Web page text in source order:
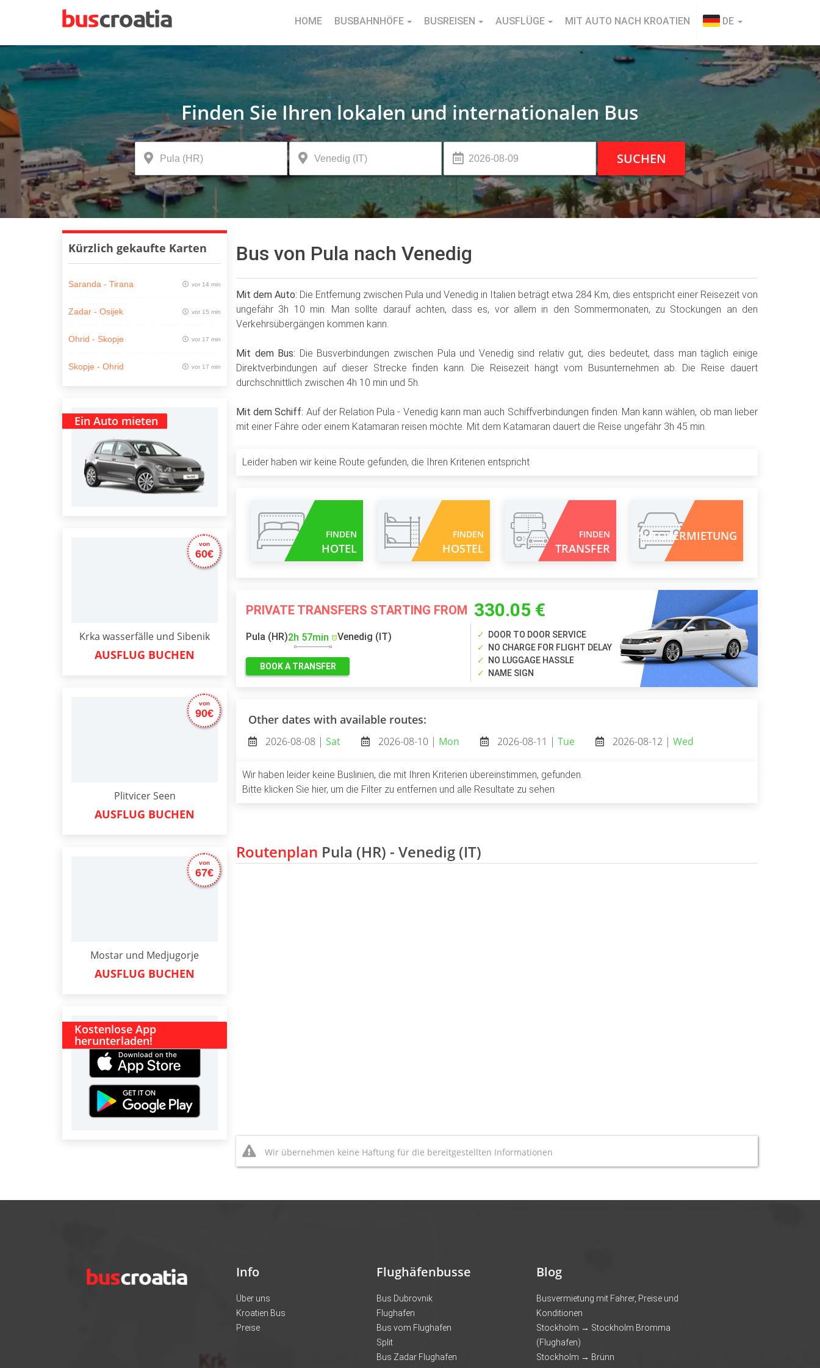
HOME BUSBAHNHÖFE BUSREISEN AUSFLÜGE MIT AUTO NACH KROATIEN DE
Finden Sie Ihren lokalen und internationalen Bus
SUCHEN
Kürzlich gekaufte Karten
Saranda - Tirana vor 14 min
Zadar - Osijek vor 15 min
Ohrid - Skopje vor 17 min
Skopje - Ohrid vor 17 min
Ein Auto mieten
Krka wasserfälle und Sibenik
von
60€
AUSFLUG BUCHEN
Plitvicer Seen
von
90€
AUSFLUG BUCHEN
Mostar und Medjugorje
von
67€
AUSFLUG BUCHEN
Kostenlose App
herunterladen!
Bus von Pula nach Venedig
Mit dem Auto: Die Entfernung zwischen Pula und Venedig in Italien beträgt etwa 284 Km, dies entspricht einer Reisezeit von
ungefähr 3h 10 min. Man sollte darauf achten, dass es, vor allem in den Sommermonaten, zu Stockungen an den
Verkehrsübergängen kommen kann.
Mit dem Bus: Die Busverbindungen zwischen Pula und Venedig sind relativ gut, dies bedeutet, dass man täglich einige
Direktverbindungen auf dieser Strecke finden kann. Die Reisezeit hängt vom Busunternehmen ab. Die Reise dauert
durchschnittlich zwischen 4h 10 min und 5h.
Mit dem Schiff: Auf der Relation Pula - Venedig kann man auch Schiffverbindungen finden. Man kann wählen, ob man lieber
mit einer Fähre oder einem Katamaran reisen möchte. Mit dem Katamaran dauert die Reise ungefähr 3h 45 min.
Leider haben wir keine Route gefunden, die Ihren Kriterien entspricht
FINDEN
HOTEL
FINDEN
HOSTEL
FINDEN
TRANSFER
AUTOVERMIETUNG
PRIVATE TRANSFERS STARTING FROM 330.05 €
Pula (HR)2h 57min Venedig (IT)
BOOK A TRANSFER
DOOR TO DOOR SERVICE
NO CHARGE FOR FLIGHT DELAY
NO LUGGAGE HASSLE
NAME SIGN
Other dates with available routes:
2026-08-08 | Sat 2026-08-10 | Mon 2026-08-11 | Tue 2026-08-12 | Wed
Wir haben leider keine Buslinien, die mit Ihren Kriterien übereinstimmen, gefunden.
Bitte klicken Sie hier, um die Filter zu entfernen und alle Resultate zu sehen
Routenplan Pula (HR) - Venedig (IT)
Wir übernehmen keine Haftung für die bereitgestellten Informationen
Info
Über uns
Kroatien Bus
Preise
Flughäfenbusse
Bus Dubrovnik
Flughafen
Bus vom Flughafen
Split
Bus Zadar Flughafen
Blog
Busvermietung mit Fahrer, Preise und
Konditionen
Stockholm → Stockholm Bromma
(Flughafen)
Stockholm → Brünn